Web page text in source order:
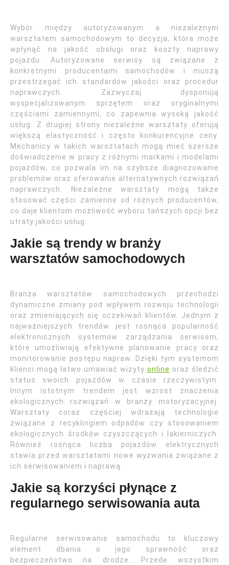
Wybór między autoryzowanym a niezależnym
warsztatem samochodowym to decyzja, która może
wpłynąć na jakość obsługi oraz koszty naprawy
pojazdu. Autoryzowane serwisy są związane z
konkretnymi producentami samochodów i muszą
przestrzegać ich standardów jakości oraz procedur
naprawczych. Zazwyczaj dysponują
wyspecjalizowanym sprzętem oraz oryginalnymi
częściami zamiennymi, co zapewnia wysoką jakość
usług. Z drugiej strony niezależne warsztaty oferują
większą elastyczność i często konkurencyjne ceny.
Mechanicy w takich warsztatach mogą mieć szersze
doświadczenie w pracy z różnymi markami i modelami
pojazdów, co pozwala im na szybsze diagnozowanie
problemów oraz oferowanie alternatywnych rozwiązań
naprawczych. Niezależne warsztaty mogą także
stosować części zamienne od różnych producentów,
co daje klientom możliwość wyboru tańszych opcji bez
utraty jakości usług.
Jakie są trendy w branży
warsztatów samochodowych
Branża warsztatów samochodowych przechodzi
dynamiczne zmiany pod wpływem rozwoju technologii
oraz zmieniających się oczekiwań klientów. Jednym z
najważniejszych trendów jest rosnąca popularność
elektronicznych systemów zarządzania serwisem,
które umożliwiają efektywne planowanie pracy oraz
monitorowanie postępu napraw. Dzięki tym systemom
klienci mogą łatwo umawiać wizyty online oraz śledzić
status swoich pojazdów w czasie rzeczywistym.
Innym istotnym trendem jest wzrost znaczenia
ekologicznych rozwiązań w branży motoryzacyjnej.
Warsztaty coraz częściej wdrażają technologie
związane z recyklingiem odpadów czy stosowaniem
ekologicznych środków czyszczących i lakierniczych.
Również rosnąca liczba pojazdów elektrycznych
stawia przed warsztatami nowe wyzwania związane z
ich serwisowaniem i naprawą.
Jakie są korzyści płynące z
regularnego serwisowania auta
Regularne serwisowanie samochodu to kluczowy
element dbania o jego sprawność oraz
bezpieczeństwo na drodze. Przede wszystkim